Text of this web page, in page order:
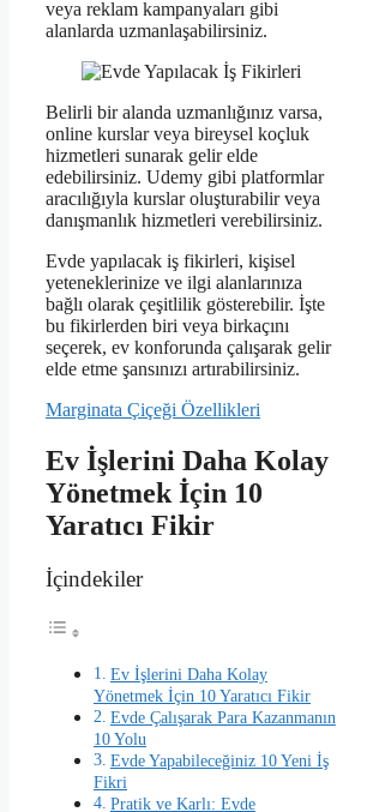
veya reklam kampanyaları gibi
alanlarda uzmanlaşabilirsiniz.
Belirli bir alanda uzmanlığınız varsa,
online kurslar veya bireysel koçluk
hizmetleri sunarak gelir elde
edebilirsiniz. Udemy gibi platformlar
aracılığıyla kurslar oluşturabilir veya
danışmanlık hizmetleri verebilirsiniz.
Evde yapılacak iş fikirleri, kişisel
yeteneklerinize ve ilgi alanlarınıza
bağlı olarak çeşitlilik gösterebilir. İşte
bu fikirlerden biri veya birkaçını
seçerek, ev konforunda çalışarak gelir
elde etme şansınızı artırabilirsiniz.
Marginata Çiçeği Özellikleri
Ev İşlerini Daha Kolay
Yönetmek İçin 10
Yaratıcı Fikir
İçindekiler
Ev İşlerini Daha Kolay
Yönetmek İçin 10 Yaratıcı Fikir
Evde Çalışarak Para Kazanmanın
10 Yolu
Evde Yapabileceğiniz 10 Yeni İş
Fikri
Pratik ve Karlı: Evde